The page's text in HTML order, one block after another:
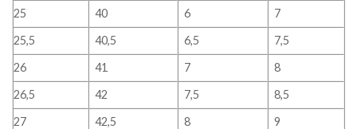
25
40 6
7
25,5
40,5 6,5
7,5
26
41 7
8
26,5
42 7,5
8,5
27
42,5 8
9